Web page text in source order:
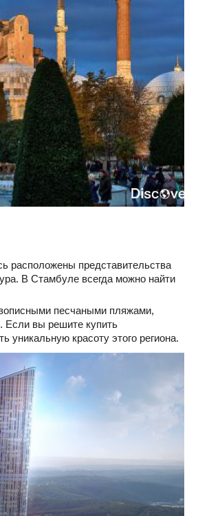
расположены представительства
В Стамбуле всегда можно найти
песчаными пляжами,
Если вы решите купить
красоту этого региона.